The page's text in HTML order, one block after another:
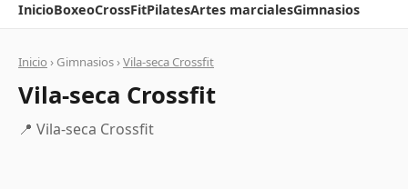
InicioBoxeoCrossFitPilatesArtes marcialesGimnasios
Inicio › Gimnasios ›Vila-seca Crossfit
Vila-seca Crossfit
📍 Vila-seca Crossfit